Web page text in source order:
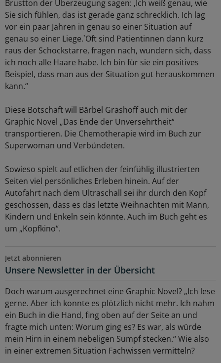
Brustton der Überzeugung sagen: ‚Ich weiß genau, wie
Sie sich fühlen, das ist gerade ganz schrecklich. Ich lag
vor ein paar Jahren in genau so einer Situation auf
genau so einer Liege.`Oft sind Patientinnen dann kurz
raus der Schockstarre, fragen nach, wundern sich, dass
ich noch alle Haare habe. Ich bin für sie ein positives
Beispiel, dass man aus der Situation gut herauskommen
kann.“
Diese Botschaft will Bärbel Grashoff auch mit der
Graphic Novel „Das Ende der Unversehrtheit“
transportieren. Die Chemotherapie wird im Buch zur
Superwoman und Verbündeten.
Sowieso spielt auf etlichen der feinfühlig illustrierten
Seiten viel persönliches Erleben hinein. Auf der
Autofahrt nach dem Ultraschall sei ihr durch den Kopf
geschossen, dass es das letzte Weihnachten mit Mann,
Kindern und Enkeln sein könnte. Auch im Buch geht es
um „Kopfkino“.
Jetzt abonnieren
Unsere Newsletter in der Übersicht
Doch warum ausgerechnet eine Graphic Novel? „Ich lese
gerne. Aber ich konnte es plötzlich nicht mehr. Ich nahm
ein Buch in die Hand, fing oben auf der Seite an und
fragte mich unten: Worum ging es? Es war, als würde
mein Hirn in einem nebeligen Sumpf stecken.“ Wie also
in einer extremen Situation Fachwissen vermitteln?